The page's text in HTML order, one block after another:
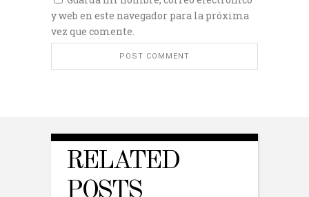
y web en este navegador para la próxima
vez que comente.
RELATED
POSTS